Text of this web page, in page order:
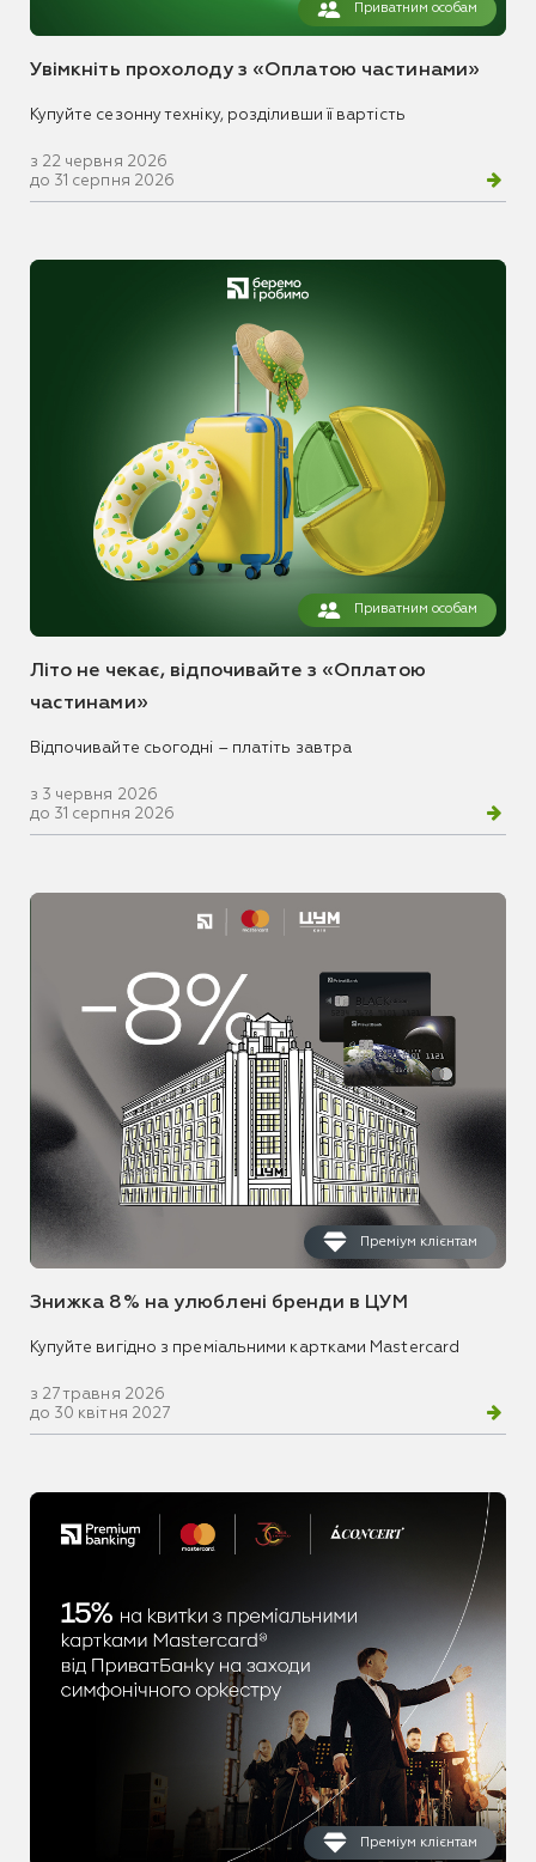
Приватним особам
Увімкніть прохолоду з «Оплатою частинами»
Купуйте сезонну техніку, розділивши її вартість
з 22 червня 2026
до 31 серпня 2026
Приватним особам
Літо не чекає, відпочивайте з «Оплатою
частинами»
Відпочивайте сьогодні – платіть завтра
з 3 червня 2026
до 31 серпня 2026
Преміум клієнтам
Знижка 8% на улюблені бренди в ЦУМ
Купуйте вигідно з преміальними картками Mastercard
з 27 травня 2026
до 30 квітня 2027
Преміум клієнтам